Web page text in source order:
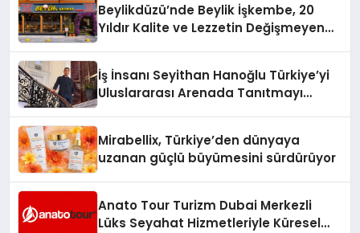
Beylikdüzü’nde Beylik İşkembe, 20
Yıldır Kalite ve Lezzetin Değişmeyen
İş İnsanı Seyithan Hanoğlu Türkiye’yi
Uluslararası Arenada Tanıtmayı
Mirabellix, Türkiye’den dünyaya
uzanan güçlü büyümesini sürdürüyor
Anato Tour Turizm Dubai Merkezli
Lüks Seyahat Hizmetleriyle Küresel